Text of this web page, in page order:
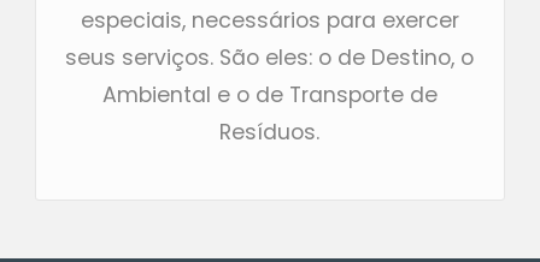
especiais, necessários para exercer
seus serviços. São eles: o de Destino, o
Ambiental e o de Transporte de
Resíduos.